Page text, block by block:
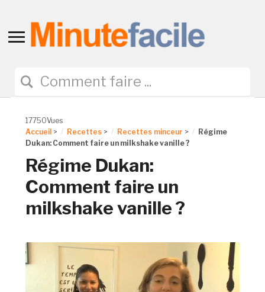
Toggle
navigation
17750Vues
Accueil > Recettes > Recettes minceur >
Régime
Dukan: Comment faire un milkshake vanille ?
Régime Dukan:
Comment faire un
milkshake vanille ?